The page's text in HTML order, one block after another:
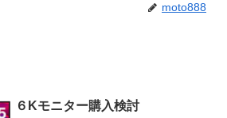
moto888
６Kモニター購入検討